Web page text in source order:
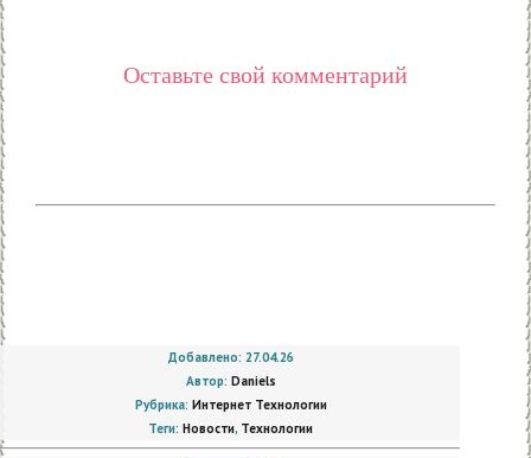
Добавлено: 27.04.26
Автор: Daniels
Рубрика: Интернет Технологии
Теги: Новости, Технологии
Оставьте свой комментарий